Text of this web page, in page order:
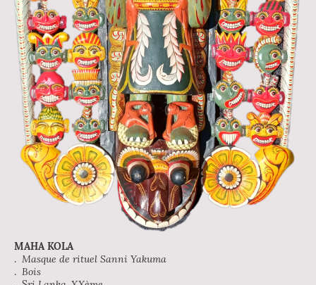
MAHA KOLA
. Masque de rituel Sanni Yakuma
. Bois